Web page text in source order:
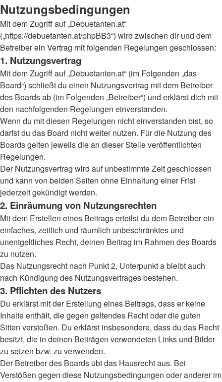
Nutzungsbedingungen
Mit dem Zugriff auf „Debuetanten.at“
(„https://debuetanten.at/phpBB3“) wird zwischen dir und dem
Betreiber ein Vertrag mit folgenden Regelungen geschlossen:
1. Nutzungsvertrag
Mit dem Zugriff auf „Debuetanten.at“ (im Folgenden „das
Board“) schließt du einen Nutzungsvertrag mit dem Betreiber
des Boards ab (im Folgenden „Betreiber“) und erklärst dich mit
den nachfolgenden Regelungen einverstanden.
Wenn du mit diesen Regelungen nicht einverstanden bist, so
darfst du das Board nicht weiter nutzen. Für die Nutzung des
Boards gelten jeweils die an dieser Stelle veröffentlichten
Regelungen.
Der Nutzungsvertrag wird auf unbestimmte Zeit geschlossen
und kann von beiden Seiten ohne Einhaltung einer Frist
jederzeit gekündigt werden.
2. Einräumung von Nutzungsrechten
Mit dem Erstellen eines Beitrags erteilst du dem Betreiber ein
einfaches, zeitlich und räumlich unbeschränktes und
unentgeltliches Recht, deinen Beitrag im Rahmen des Boards
zu nutzen.
Das Nutzungsrecht nach Punkt 2, Unterpunkt a bleibt auch
nach Kündigung des Nutzungsvertrages bestehen.
3. Pflichten des Nutzers
Du erklärst mit der Erstellung eines Beitrags, dass er keine
Inhalte enthält, die gegen geltendes Recht oder die guten
Sitten verstoßen. Du erklärst insbesondere, dass du das Recht
besitzt, die in deinen Beiträgen verwendeten Links und Bilder
zu setzen bzw. zu verwenden.
Der Betreiber des Boards übt das Hausrecht aus. Bei
Verstößen gegen diese Nutzungsbedingungen oder anderer im